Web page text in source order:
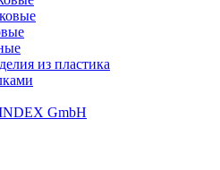
из пластика
GmbH